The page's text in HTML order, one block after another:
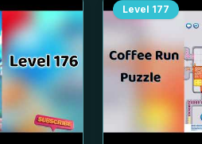
Level 177